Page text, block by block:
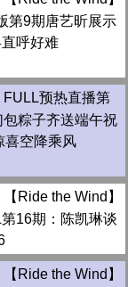
第9期唐艺昕展示
呼好难
FULL预热直播第
包粽子齐送端午祝
喜空降乘风
【Ride the Wind】
16期：陈凯琳谈
【Ride the Wind】